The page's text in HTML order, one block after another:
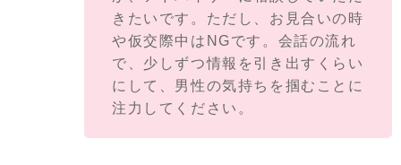
きたいです。ただし、お見合いの時
や仮交際中はNGです。会話の流れ
で、少しずつ情報を引き出すくらい
にして、男性の気持ちを掴むことに
注力してください。